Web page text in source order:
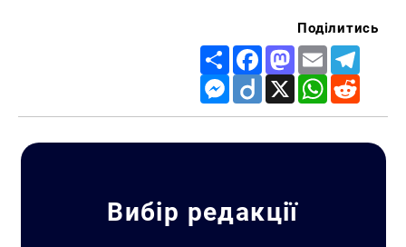
Поділитись
Share FacebookMastodon
Email
Messenger
Diigo X WhatsApp
Вибір редакції